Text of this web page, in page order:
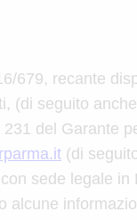
679, recante
seguito
del Garante
(di
sede legale
alcune